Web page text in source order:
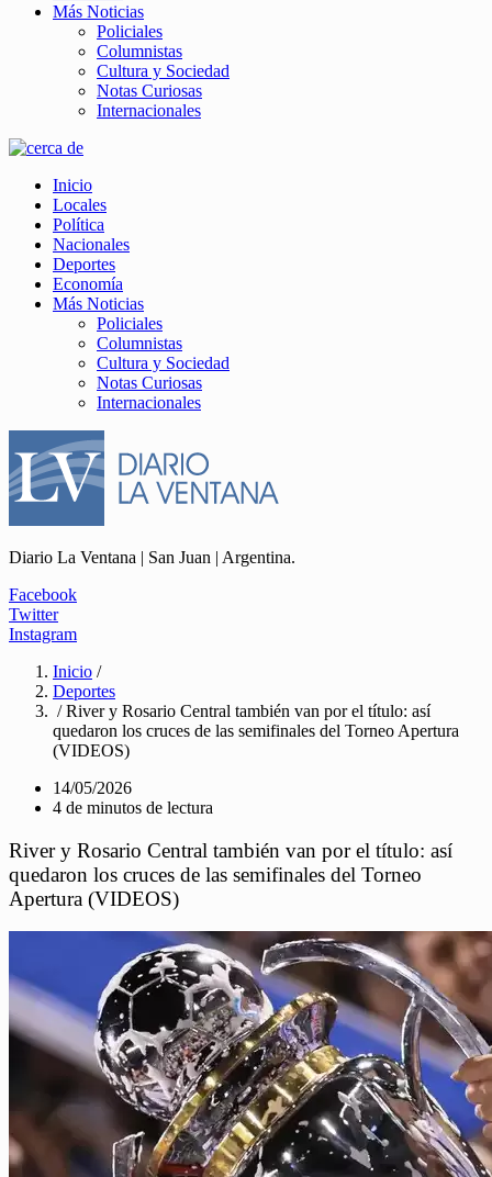
Más Noticias
Policiales
Columnistas
Cultura y Sociedad
Notas Curiosas
Internacionales
Inicio
Locales
Política
Nacionales
Deportes
Economía
Más Noticias
Policiales
Columnistas
Cultura y Sociedad
Notas Curiosas
Internacionales
Diario La Ventana | San Juan | Argentina.
Facebook
Twitter
Instagram
Inicio /
Deportes
/ River y Rosario Central también van por el título: así
quedaron los cruces de las semifinales del Torneo Apertura
(VIDEOS)
14/05/2026
4 de minutos de lectura
River y Rosario Central también van por el título: así
quedaron los cruces de las semifinales del Torneo
Apertura (VIDEOS)